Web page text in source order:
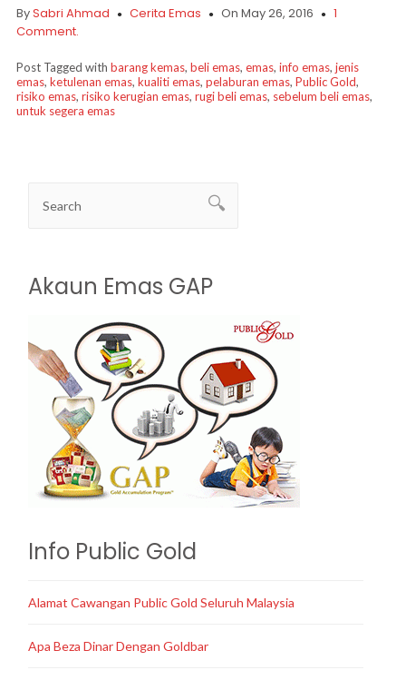
BySabri Ahmad Cerita Emas On May 26, 2016
1
Comment.
Post Tagged with barang kemas, beli emas, emas, info emas, jenis
emas, ketulenan emas, kualiti emas, pelaburan emas, Public Gold,
risiko emas, risiko kerugian emas, rugi beli emas, sebelum beli emas,
untuk segera emas
Akaun Emas GAP
Info Public Gold
Alamat Cawangan Public Gold Seluruh Malaysia
Apa Beza Dinar Dengan Goldbar